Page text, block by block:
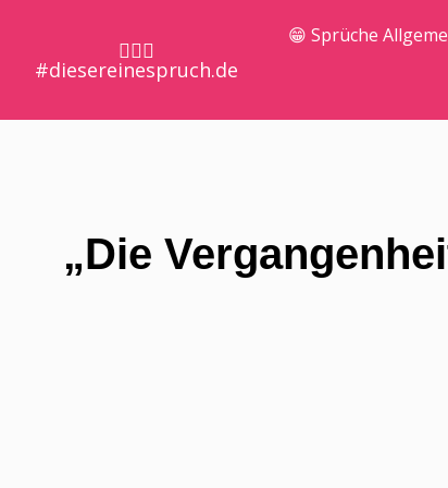
🤷🏼‍♀️
#diesereinespruch.de
😁 Sprüche
„Die